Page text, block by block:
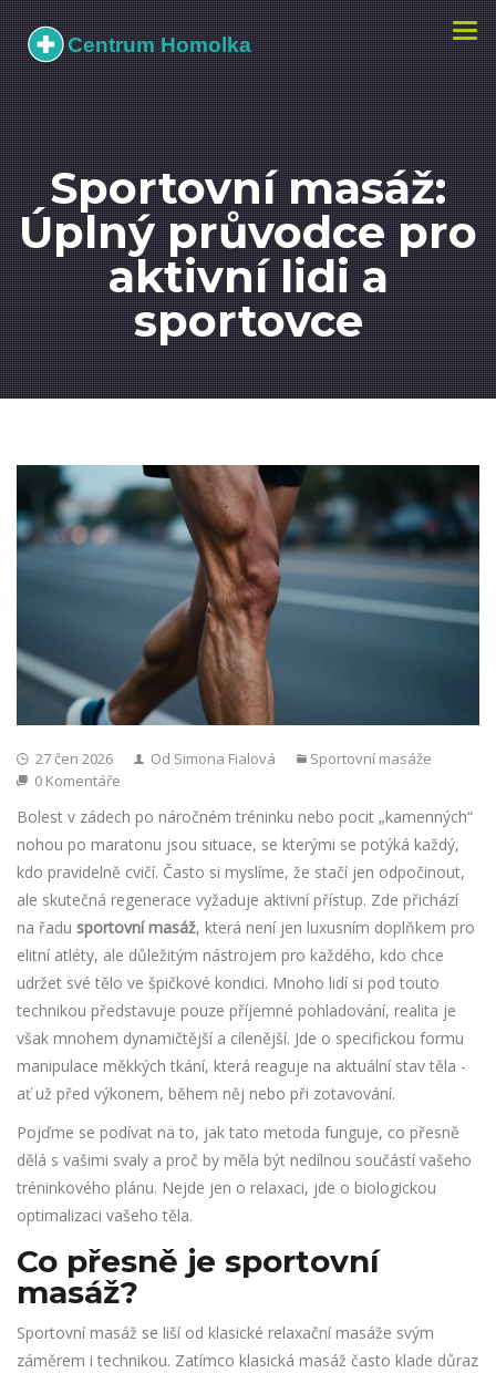
Sportovní masáž:
Úplný průvodce pro
aktivní lidi a
sportovce
27 čen 2026 Od Simona Fialová
Sportovní masáže
0 Komentáře
Bolest v zádech po náročném tréninku nebo pocit „kamenných“
nohou po maratonu jsou situace, se kterými se potýká každý,
kdo pravidelně cvičí. Často si myslíme, že stačí jen odpočinout,
ale skutečná regenerace vyžaduje aktivní přístup. Zde přichází
na řadu sportovní masáž, která není jen luxusním doplňkem pro
elitní atléty, ale důležitým nástrojem pro každého, kdo chce
udržet své tělo ve špičkové kondici. Mnoho lidí si pod touto
technikou představuje pouze příjemné pohladování, realita je
však mnohem dynamičtější a cílenější. Jde o specifickou formu
manipulace měkkých tkání, která reaguje na aktuální stav těla -
ať už před výkonem, během něj nebo při zotavování.
Pojďme se podívat na to, jak tato metoda funguje, co přesně
dělá s vašimi svaly a proč by měla být nedílnou součástí vašeho
tréninkového plánu. Nejde jen o relaxaci, jde o biologickou
optimalizaci vašeho těla.
Co přesně je sportovní
masáž?
Sportovní masáž se liší od klasické relaxační masáže svým
záměrem i technikou. Zatímco klasická masáž často klade důraz